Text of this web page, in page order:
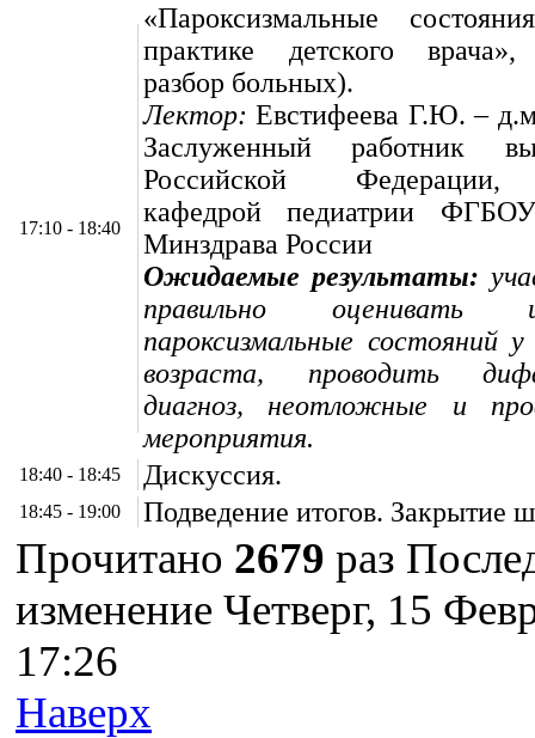
17:10 - 18:40
«Пароксизмальные
практике детского
разбор больных).
Лектор: Евстифеева Г.Ю. –
Заслуженный работник
Российской Федерации,
кафедрой педиатрии
Минздрава России
Ожидаемые результаты:
правильно оценивать
пароксизмальные состояний
возраста, проводить
диагноз, неотложные и
мероприятия.
18:40 - 18:45 Дискуссия.
18:45 - 19:00 Подведение итогов. Закрытие
Прочитано 2679 раз
изменение Четверг, 15
17:26
Наверх